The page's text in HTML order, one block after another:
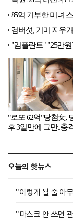
오늘의 핫뉴스
"이렇게 될 줄 아
"마스크 안 쓰면